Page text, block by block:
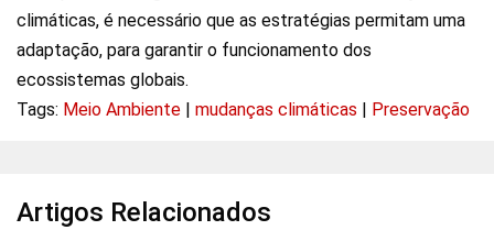
climáticas, é necessário que as estratégias permitam uma
adaptação, para garantir o funcionamento dos
ecossistemas globais.
Tags: Meio Ambiente mudanças climáticas Preservação
Artigos Relacionados